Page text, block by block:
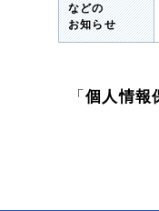
などの
お知らせ
「個人情報